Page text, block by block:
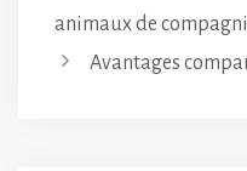
animaux de
Avantages